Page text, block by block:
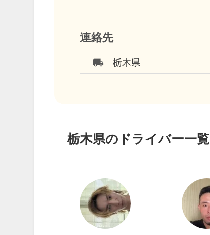
連絡先
local_shipping 栃木県
栃木県のドライバー一覧